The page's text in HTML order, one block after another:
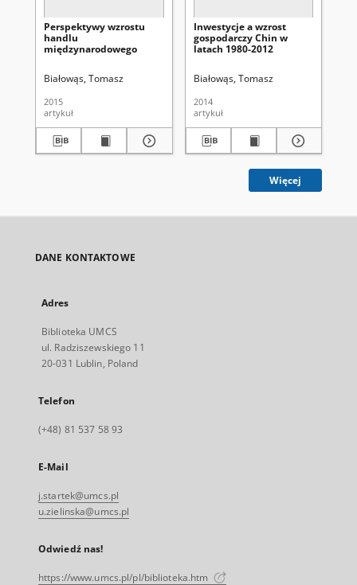
Perspektywy wzrostu
handlu
międzynarodowego
Białowąs, Tomasz
2015
artykuł
Inwestycje a wzrost
gospodarczy Chin w
latach 1980-2012
Białowąs, Tomasz
2014
artykuł
Więcej
DANE KONTAKTOWE
Adres
Biblioteka UMCS
ul. Radziszewskiego 11
20-031 Lublin, Poland
Telefon
(+48) 81 537 58 93
E-Mail
j.startek@umcs.pl
u.zielinska@umcs.pl
Odwiedź nas!
https://www.umcs.pl/pl/biblioteka.htm